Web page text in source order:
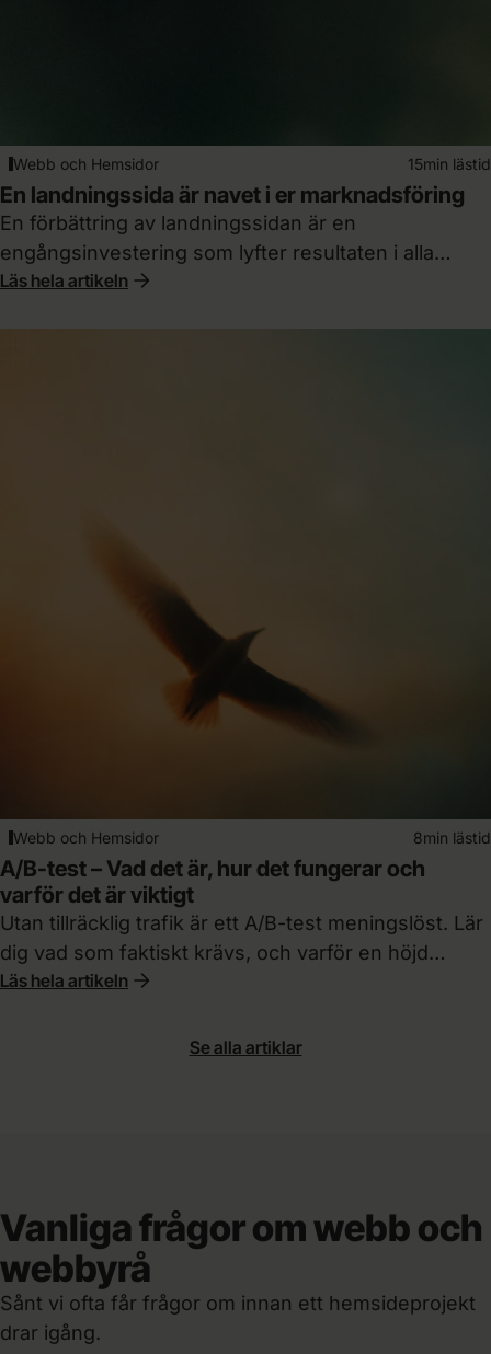
Webb och Hemsidor 15min lästid
En landningssida är navet i er marknadsföring
En förbättring av landningssidan är en
engångsinvestering som lyfter resultaten i alla
kanaler samtidigt. Så här bygger du sidan som
Läs hela artikeln
Webb och Hemsidor 8min lästid
A/B-test – Vad det är, hur det fungerar och
varför det är viktigt
Utan tillräcklig trafik är ett A/B-test meningslöst. Lär
dig vad som faktiskt krävs, och varför en höjd
konverteringsgrad slår mer trafik varje gång.
Läs hela artikeln
Se alla artiklar
Vanliga frågor om webb och
webbyrå
Sånt vi ofta får frågor om innan ett hemsideprojekt
drar igång.